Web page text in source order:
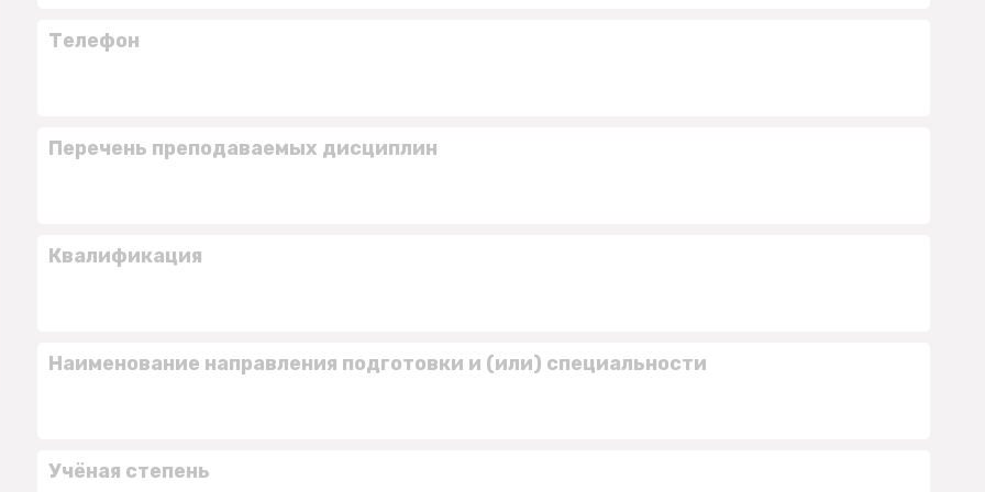
Телефон
Перечень преподаваемых дисциплин
Квалификация
Наименование направления подготовки и (или) специальности
Учёная степень